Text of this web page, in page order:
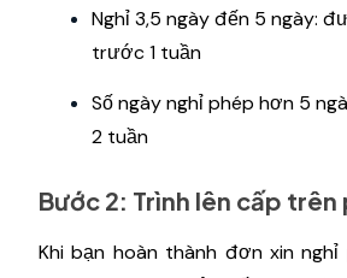
Nghỉ 3,5 ngày đến 5 ngày:
trước 1 tuần
Số ngày nghỉ phép hơn 5
2 tuần
Bước 2: Trình lên ​​cấp
Khi bạn hoàn thành đơn xin